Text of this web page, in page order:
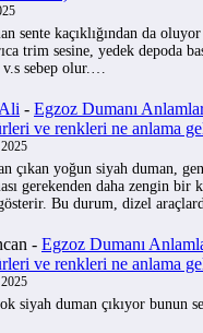
sente kaçıklığından da
trim sesine, yedek depoda
v.s sebep olur.…
- Egzoz Dumanı
ve renkleri ne anlama
çıkan yoğun siyah duman,
gerekenden daha zengin bir
gösterir. Bu durum, dizel
- Egzoz Dumanı
ve renkleri ne anlama
siyah duman çıkıyor bunun